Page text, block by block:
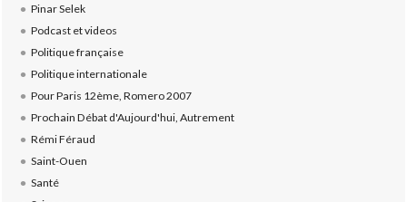
Pinar Selek
Podcast et videos
Politique française
Politique internationale
Pour Paris 12ème, Romero 2007
Prochain Débat d'Aujourd'hui, Autrement
Rémi Féraud
Saint-Ouen
Santé